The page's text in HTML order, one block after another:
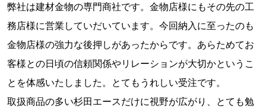
弊社は建材金物の専門商社です。金物店様にもその先の工
務店様に営業していだいています。今回納入に至ったのも
金物店様の強力な後押しがあったからです。あらためてお
客様との日頃の信頼関係やリレーションが大切かというこ
とを体感いたしました。とてもうれしい受注です。
取扱商品の多い杉田エースだけに視野が広がり、とても勉